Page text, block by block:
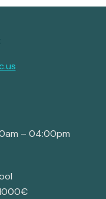
– 04:00pm